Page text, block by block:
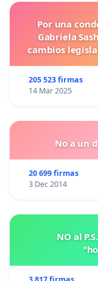
Por una
Gabriela
cambios
205 523 firmas
14 Mar 2025
No a un
20 699 firmas
3 Dec 2014
NO al